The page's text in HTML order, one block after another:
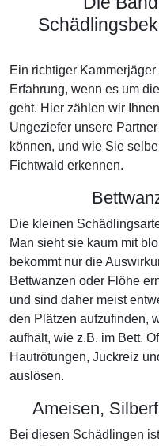
Ein richtiger
Erfahrung, wenn es um
geht. Hier zählen wir
Ungeziefer unsere
können, und wie Sie
Fichtwald erkennen.
Die kleinen
Man sieht sie kaum mit
bekommt nur die
Bettwanzen oder Flöhe
und sind daher meist
den Plätzen aufzufinden,
aufhält, wie z.B. im Bett.
Hautrötungen, Juckreiz
auslösen.
Ameisen,
Bei diesen Schädlingen